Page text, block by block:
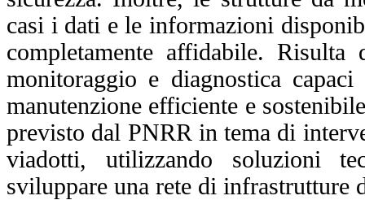
casi i dati e le informazioni
completamente affidabile. Risulta
monitoraggio e diagnostica
manutenzione efficiente e
previsto dal PNRR in tema di
viadotti, utilizzando soluzioni
sviluppare una rete di infrastrutture